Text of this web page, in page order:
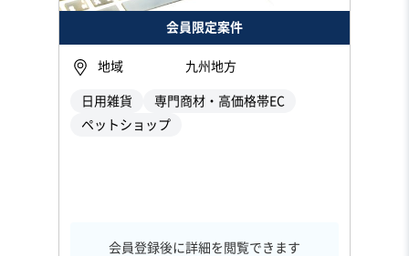
会員限定案件
地域 九州地方
日用雑貨
専門商材・高価格帯EC
ペットショップ
会員登録後に詳細を閲覧できます